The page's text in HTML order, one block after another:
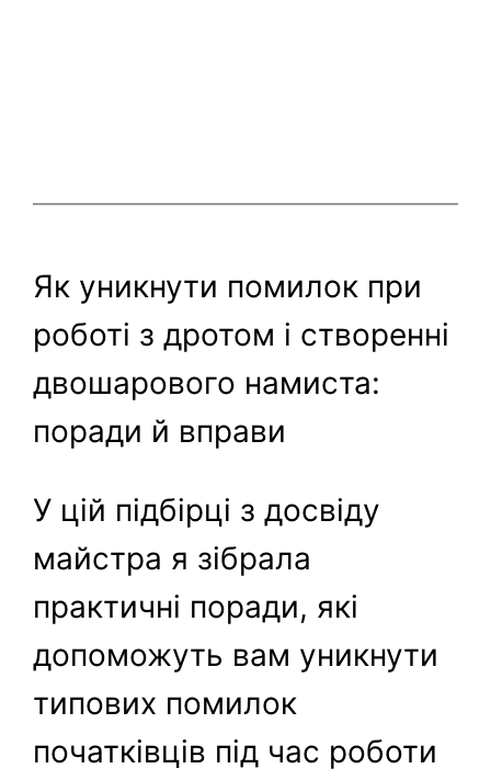
Як уникнути помилок при
роботі з дротом і створенні
двошарового намиста:
поради й вправи
У цій підбірці з досвіду
майстра я зібрала
практичні поради, які
допоможуть вам уникнути
типових помилок
початківців під час роботи